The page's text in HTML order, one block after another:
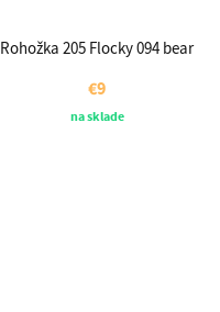
Rohožka 205 Flocky 094 bear
€9
na sklade